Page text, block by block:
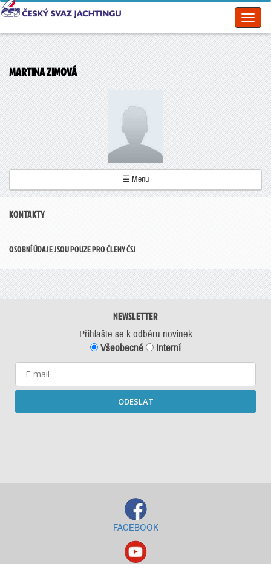
MARTINA ZIMOVÁ
☰ Menu
KONTAKTY
OSOBNÍ ÚDAJE JSOU POUZE PRO ČLENY ČSJ
NEWSLETTER
Přihlašte se k odběru novinek
Všeobecné
Interní
ODESLAT
FACEBOOK